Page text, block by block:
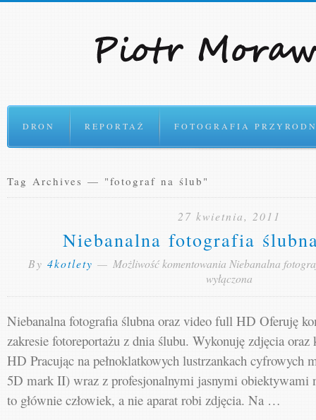
DRON REPORTAŻ FOTOGRAFIA
Tag Archives — "fotograf na ślub"
27 kwietnia, 2011
Niebanalna fotografia
By 4kotlety — Możliwość komentowania Niebanalna
wyłączona
Niebanalna fotografia ślubna oraz video full HD Oferuję
zakresie fotoreportażu z dnia ślubu. Wykonuję zdjęcia
HD Pracując na pełnoklatkowych lustrzankach cyfrowych
5D mark II) wraz z profesjonalnymi jasnymi obiektywami
to głównie człowiek, a nie aparat robi zdjęcia. Na …